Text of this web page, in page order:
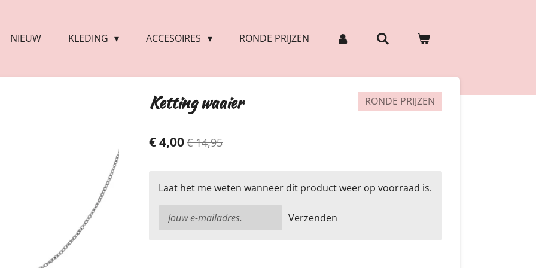
NIEUW KLEDING ACCESOIRES RONDE PRIJZEN
Ketting waaier RONDE PRIJZEN
€ 4,00€ 14,95
Laat het me weten wanneer dit product weer op voorraad is.
Verzenden